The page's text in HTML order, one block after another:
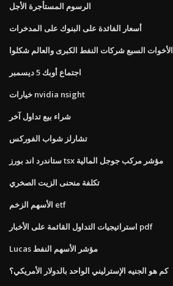
الرسوم المستأجرة الأجل
أسعار الفائدة على البنوك على المدخرات
الأخوات السبع شركات النفط الكبرى والعالم شكلوا
اجتماع أوبك 5 ديسمبر
خيارات nvidia nsight
شراء بيع تداول آخر
تشارلز شواب الفوركس
ستاندرد اند بورز tsx مؤشر مركب جوجل المالية
تكلفة منحنى الزيت الصخري
الأسهم الزخم etf
استراتيجيات التداول القائمة على الأخبار pdf
Lucas مؤشر الأسهم النفط
كم هو الجنيه الإسترليني الواحد بالدولار الأمريكي؟